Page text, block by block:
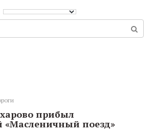
прибыл
«Масленичный поезд»